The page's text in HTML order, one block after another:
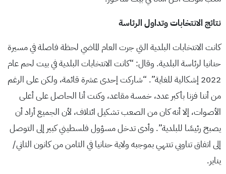
نتائج الانتخابات وتداول الرئاسة
كانت الانتخابات البلدية التي جرت العام الماضي لحظة فاصلة في مسيرة
حنانيا لرئاسة البلدية. وقال: “كانت الانتخابات البلدية في بيت لحم عام
2022 إشكالية للغاية”. “شاركت إحدى عشرة قائمة، ولكن على الرغم
من أننا فزنا بأكبر عدد، خمسة مقاعد، وكنت أنا الحاصل على أعلى
الأصوات، إلا أنه كان من الصعب تشكيل ائتلاف، لأن الجميع أراد أن
يصبح رئيسًا للبلدية”. وأدى تدخل مسؤول فلسطيني كبير إلى التوصل
إلى اتفاق تناوبي تنتهي بموجبه ولاية حنانيا في الثامن من كانون الثاني/
يناير.